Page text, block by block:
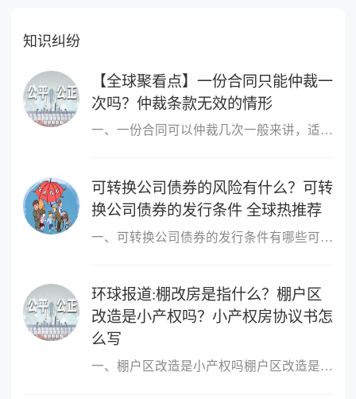
知识纠纷
【全球聚看点】一份合同只能仲裁一
次吗？仲裁条款无效的情形
一、一份合同可以仲裁几次一般来讲，适用仲裁协议的为一裁终局，即
可转换公司债券的风险有什么？可转
换公司债券的发行条件 全球热推荐
一、可转换公司债券的发行条件有哪些可转换公司债券的发行条件有：1
环球报道:棚改房是指什么？棚户区
改造是小产权吗？小产权房协议书怎
么写
一、棚户区改造是小产权吗棚户区改造是小产权的。非完全产权，是需